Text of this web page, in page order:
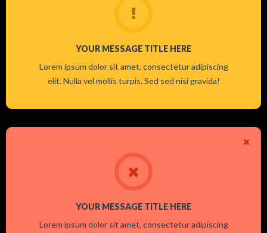
YOUR MESSAGE TITLE HERE
Lorem ipsum dolor sit amet, consectetur adipiscing
elit. Nulla vel mollis turpis. Sed sed nisi gravida!
YOUR MESSAGE TITLE HERE
Lorem ipsum dolor sit amet, consectetur adipiscing